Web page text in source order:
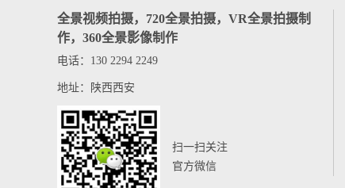
全景视频拍摄，720全景拍摄，VR全景拍摄制
作，360全景影像制作
电话：130 2294 2249
地址：陕西西安
扫一扫关注
官方微信